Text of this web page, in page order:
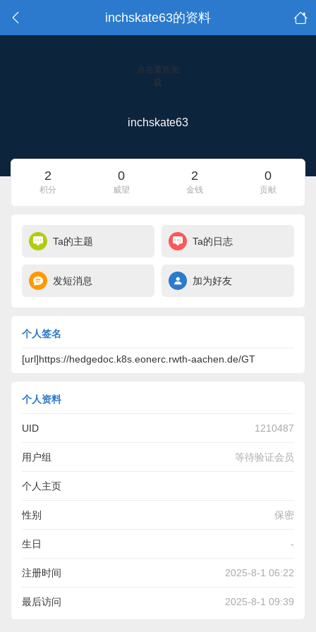
inchskate63的资料
点击重新加
载
inchskate63
2
积分
0
威望
2
金钱
0
贡献
Ta的主题 Ta的日志
发短消息 加为好友
个人签名
[url]https://hedgedoc.k8s.eonerc.rwth-aachen.de/GT
个人资料
UID 1210487
用户组 等待验证会员
个人主页
https://hedgedoc.k8s.eonerc.rwth-aachen.de/GTEwyG-
FS6OTD9xP3-ybBg/
性别 保密
生日 -
注册时间 2025-8-1 06:22
最后访问 2025-8-1 09:39